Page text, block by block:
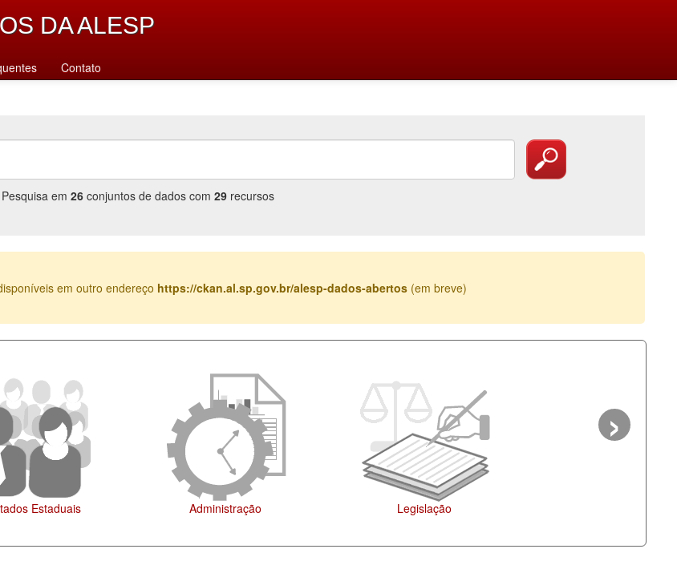
DA ALESP
Contato
Pesquisa em 26 conjuntos de dados com 29 recursos
em outro endereço https://ckan.al.sp.gov.br/alesp-dados-abertos (em breve)
›